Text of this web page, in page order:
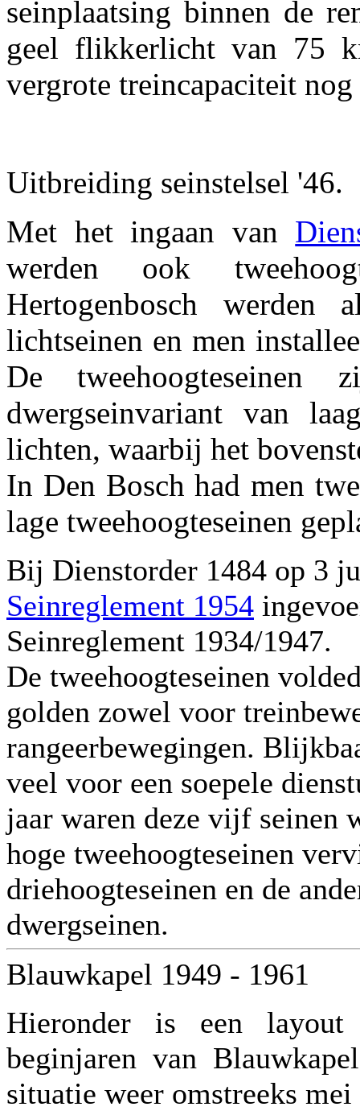
seinplaatsing binnen de
geel flikkerlicht van 75
vergrote treincapaciteit
Uitbreiding seinstelsel '46.
Met het ingaan van
werden ook
Hertogenbosch werden
lichtseinen en men
De
dwergseinvariant van
lichten, waarbij het
In Den Bosch had men
lage tweehoogteseinen
Bij Dienstorder 1484 op 3
Seinreglement 1954
Seinreglement 1934/1947.
De tweehoogteseinen
golden zowel voor
rangeerbewegingen.
veel voor een soepele
jaar waren deze vijf seinen
hoge tweehoogteseinen
driehoogteseinen en de
dwergseinen.
Blauwkapel 1949 - 1961
Hieronder is een
beginjaren van
situatie weer omstreeks mei